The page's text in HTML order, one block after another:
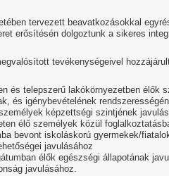
tervezett beavatkozásokkal
erősítésén dolgoztunk a sikeres
tevékenységeivel
és telepszerű lakókörnyezetben élők
és igénybevételének
képzettségi szintjének
élő személyek közül
bevont iskoláskorú gyermekek/
javulásához
élők egészségi állapotának
javulásához.